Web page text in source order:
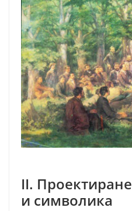
II.
и символика